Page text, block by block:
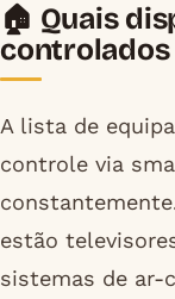
🏠 Quais
A lista de
controle via
estão
sistemas de ar-